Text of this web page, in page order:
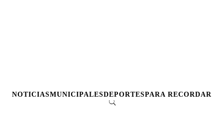
NOTICIASMUNICIPALESDEPORTESPARA RECORDAR